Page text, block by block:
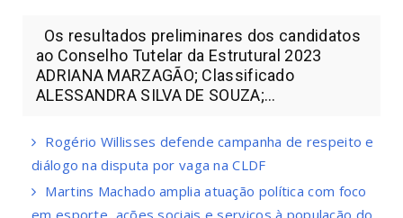
Os resultados preliminares dos candidatos
ao Conselho Tutelar da Estrutural 2023
ADRIANA MARZAGÃO; Classificado
ALESSANDRA SILVA DE SOUZA;...
Rogério Willisses defende campanha de respeito e
diálogo na disputa por vaga na CLDF
Martins Machado amplia atuação política com foco
em esporte, ações sociais e serviços à população do